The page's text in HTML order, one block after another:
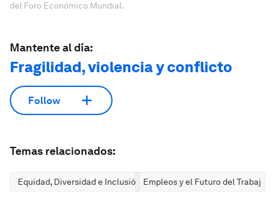
del Foro Económico Mundial.
Mantente al día:
Fragilidad, violencia y conflicto
Follow
Temas relacionados:
Equidad, Diversidad e Inclusión Empleos y el Futuro del Trabajo